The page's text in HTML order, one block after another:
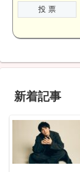
新着記事